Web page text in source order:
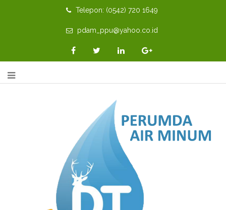
Telepon: (0542) 720 1649
pdam_ppu@yahoo.co.id